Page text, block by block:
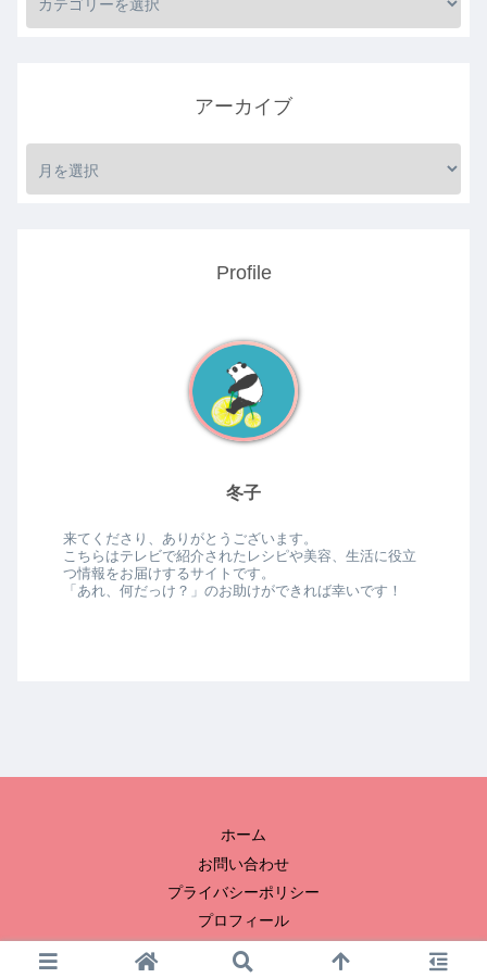
アーカイブ
Profile
冬子
来てくださり、ありがとうございます。
こちらはテレビで紹介されたレシピや美容、生活に役立
つ情報をお届けするサイトです。
「あれ、何だっけ？」のお助けができれば幸いです！
ホーム
お問い合わせ
プライバシーポリシー
プロフィール
© 2023 冬子のおひまつぶし.